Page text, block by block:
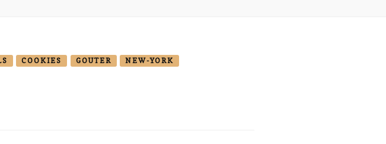
COOKIES GOUTER NEW-YORK